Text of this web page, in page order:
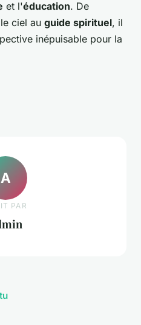
et l'éducation. De
ciel au guide spirituel, il
inépuisable pour la
A
PAR